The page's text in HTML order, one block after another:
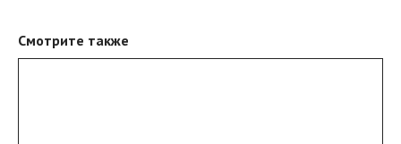
Смотрите также